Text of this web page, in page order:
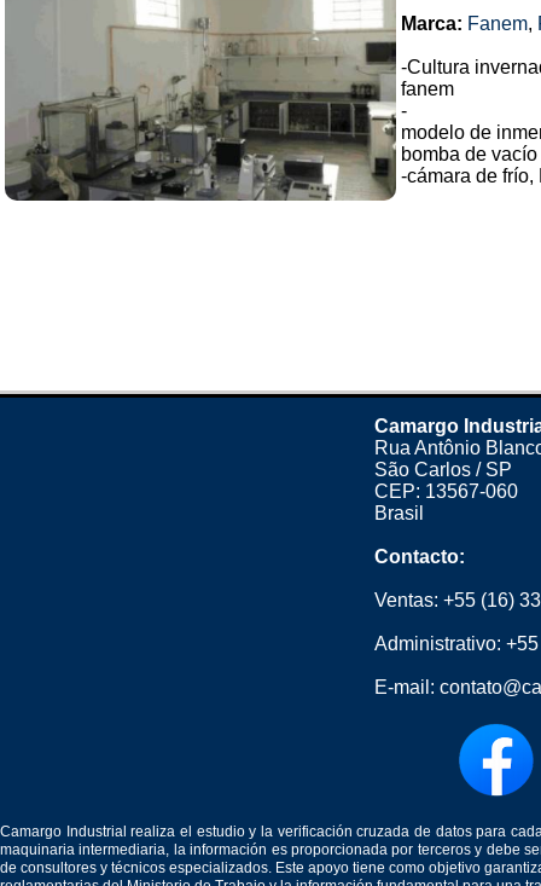
Marca: Fanem,
-Cultura
fanem
-
modelo de
bomba de
-cámara de frío,
Camargo
Rua Antônio
São Carlos / SP
CEP: 13567-060
Brasil
Contacto:
Ventas: +55 (16)
Administrativo:
E-mail:
Camargo Industrial realiza el estudio y la verificación cruzada de datos para
maquinaria intermediaria, la información es proporcionada por terceros y debe
de consultores y técnicos especializados. Este apoyo tiene como objetivo